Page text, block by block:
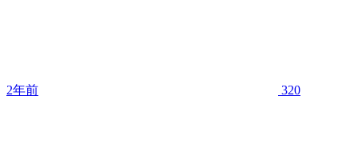
2年前 320